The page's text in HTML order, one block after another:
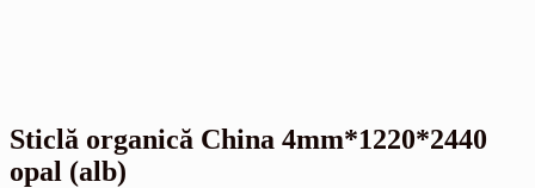
Sticlă organică China 4mm*1220*2440
opal (alb)